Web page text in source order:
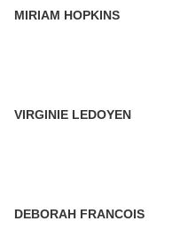
MIRIAM HOPKINS
VIRGINIE LEDOYEN
DEBORAH FRANCOIS